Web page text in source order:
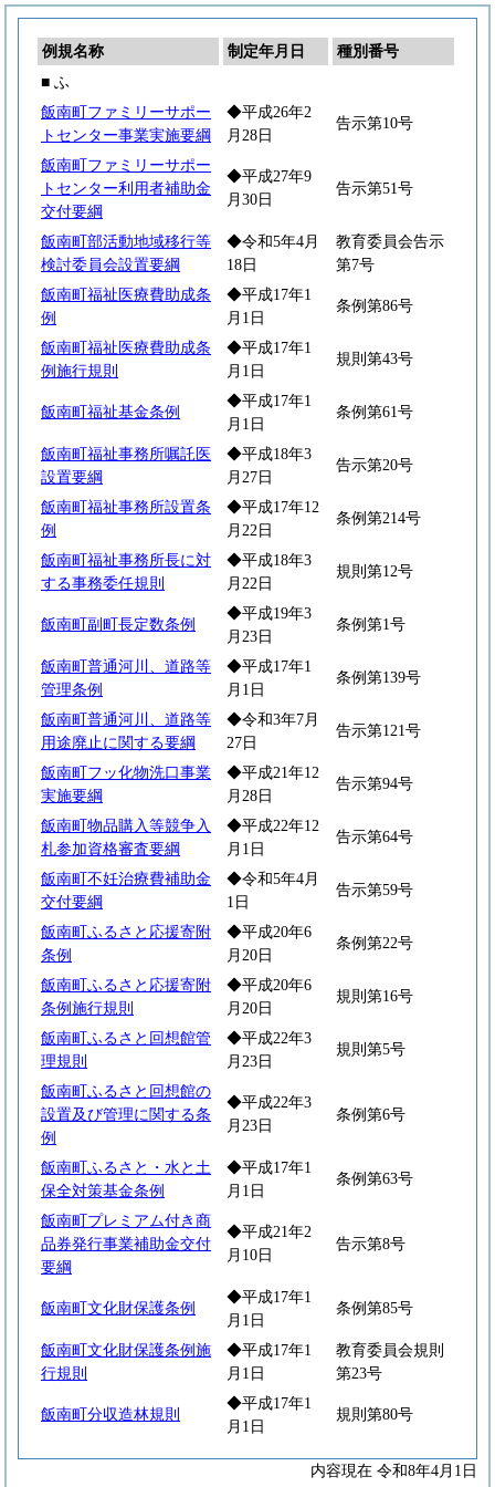
例規名称 制定年月日
種別番号
■ ふ
飯南町ファミリーサポー
トセンター事業実施要綱
◆平成26年2
月28日
告示第10号
飯南町ファミリーサポー
トセンター利用者補助金
交付要綱
◆平成27年9
月30日
告示第51号
飯南町部活動地域移行等
検討委員会設置要綱
◆令和5年4月
18日
教育委員会告示
第7号
飯南町福祉医療費助成条
例
◆平成17年1
月1日
条例第86号
飯南町福祉医療費助成条
例施行規則
◆平成17年1
月1日
規則第43号
飯南町福祉基金条例
◆平成17年1
月1日
条例第61号
飯南町福祉事務所嘱託医
設置要綱
◆平成18年3
月27日
告示第20号
飯南町福祉事務所設置条
例
◆平成17年12
月22日
条例第214号
飯南町福祉事務所長に対
する事務委任規則
◆平成18年3
月22日
規則第12号
飯南町副町長定数条例
◆平成19年3
月23日
条例第1号
飯南町普通河川、道路等
管理条例
◆平成17年1
月1日
条例第139号
飯南町普通河川、道路等
用途廃止に関する要綱
◆令和3年7月
27日
告示第121号
飯南町フッ化物洗口事業
実施要綱
◆平成21年12
月28日
告示第94号
飯南町物品購入等競争入
札参加資格審査要綱
◆平成22年12
月1日
告示第64号
飯南町不妊治療費補助金
交付要綱
◆令和5年4月
1日
告示第59号
飯南町ふるさと応援寄附
条例
◆平成20年6
月20日
条例第22号
飯南町ふるさと応援寄附
条例施行規則
◆平成20年6
月20日
規則第16号
飯南町ふるさと回想館管
理規則
◆平成22年3
月23日
規則第5号
飯南町ふるさと回想館の
設置及び管理に関する条
例
◆平成22年3
月23日
条例第6号
飯南町ふるさと・水と土
保全対策基金条例
◆平成17年1
月1日
条例第63号
飯南町プレミアム付き商
品券発行事業補助金交付
要綱
◆平成21年2
月10日
告示第8号
飯南町文化財保護条例
◆平成17年1
月1日
条例第85号
飯南町文化財保護条例施
行規則
◆平成17年1
月1日
教育委員会規則
第23号
飯南町分収造林規則
◆平成17年1
月1日
規則第80号
内容現在 令和8年4月1日